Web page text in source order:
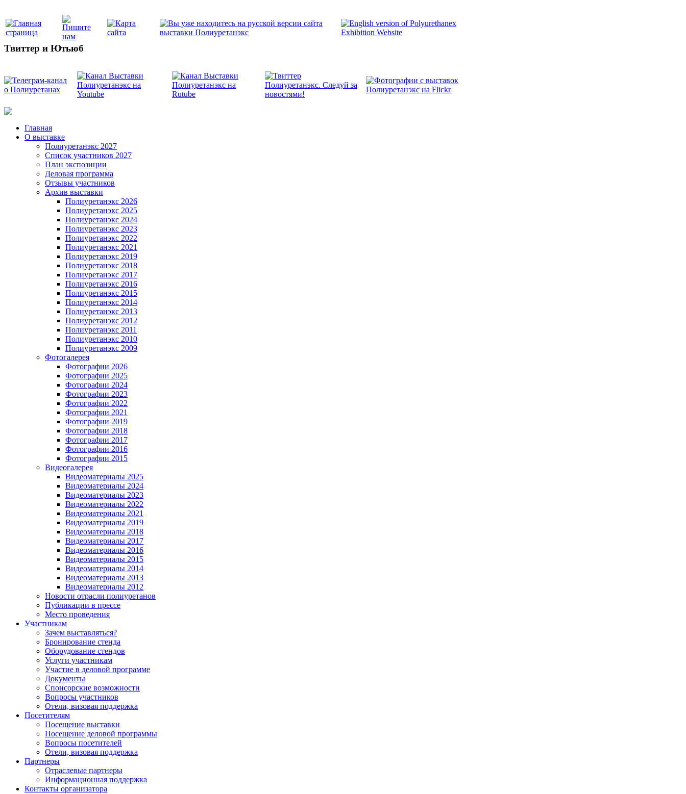
Твиттер и Ютьюб
Главная
О выставке
Полиуретанэкс 2027
Список участников 2027
План экспозиции
Деловая программа
Отзывы участников
Архив выставки
Полиуретанэкс 2026
Полиуретанэкс 2025
Полиуретанэкс 2024
Полиуретанэкс 2023
Полиуретанэкс 2022
Полиуретанэкс 2021
Полиуретанэкс 2019
Полиуретанэкс 2018
Полиуретанэкс 2017
Полиуретанэкс 2016
Полиуретанэкс 2015
Полиуретанэкс 2014
Полиуретанэкс 2013
Полиуретанэкс 2012
Полиуретанэкс 2011
Полиуретанэкс 2010
Полиуретанэкс 2009
Фотогалерея
Фотографии 2026
Фотографии 2025
Фотографии 2024
Фотографии 2023
Фотографии 2022
Фотографии 2021
Фотографии 2019
Фотографии 2018
Фотографии 2017
Фотографии 2016
Фотографии 2015
Видеогалерея
Видеоматериалы 2025
Видеоматериалы 2024
Видеоматериалы 2023
Видеоматериалы 2022
Видеоматериалы 2021
Видеоматериалы 2019
Видеоматериалы 2018
Видеоматериалы 2017
Видеоматериалы 2016
Видеоматериалы 2015
Видеоматериалы 2014
Видеоматериалы 2013
Видеоматериалы 2012
Новости отрасли полиуретанов
Публикации в прессе
Место проведения
Участникам
Зачем выставляться?
Бронирование стенда
Оборудование стендов
Услуги участникам
Участие в деловой программе
Документы
Спонсорские возможности
Вопросы участников
Отели, визовая поддержка
Посетителям
Посещение выставки
Посещение деловой программы
Вопросы посетителей
Отели, визовая поддержка
Партнеры
Отраслевые партнеры
Информационная поддержка
Контакты организатора